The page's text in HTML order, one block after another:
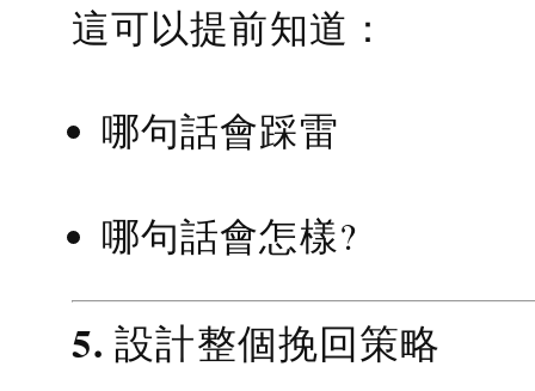
這可以提前知道：
哪句話會踩雷
哪句話會怎樣?
5. 設計整個挽回策略